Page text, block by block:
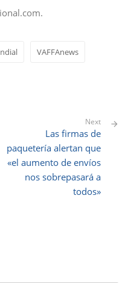
VAFFAnews
Next
Las firmas de
paquetería alertan que
«el aumento de envíos
nos sobrepasará a
todos»